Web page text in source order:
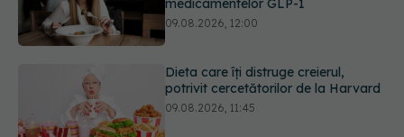
09.08.2026, 11:45
Cum folosești uleiul esențial de
rozmarin pentru a opri căderea
părului